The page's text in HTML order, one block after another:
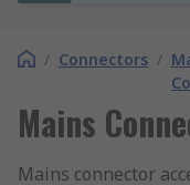
/ Connectors /
Mains
Mains connector